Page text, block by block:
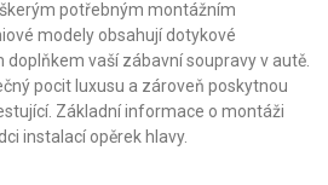
potřebným montážním
modely obsahují dotykové
vaší zábavní soupravy v autě.
pocit luxusu a zároveň poskytnou
Základní informace o montáži
instalací opěrek hlavy.